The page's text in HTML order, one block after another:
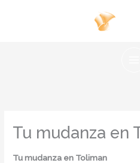
Tu mudanza en
Tu mudanza en Toliman